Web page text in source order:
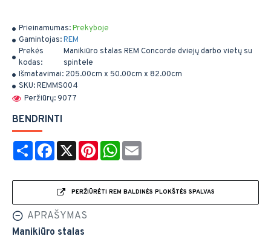
Prieinamumas:Prekyboje
Gamintojas:REM
Prekės
kodas:
Manikiūro stalas REM Concorde dviejų darbo vietų su
spintele
Išmatavimai: 205.00cm x 50.00cm x 82.00cm
SKU:REMMS004
Peržiūrų: 9077
BENDRINTI
Share Facebook
X PinterestWhatsApp
PERŽIŪRĖTI REM BALDINĖS PLOKŠTĖS SPALVAS
APRAŠYMAS
Manikiūro stalas